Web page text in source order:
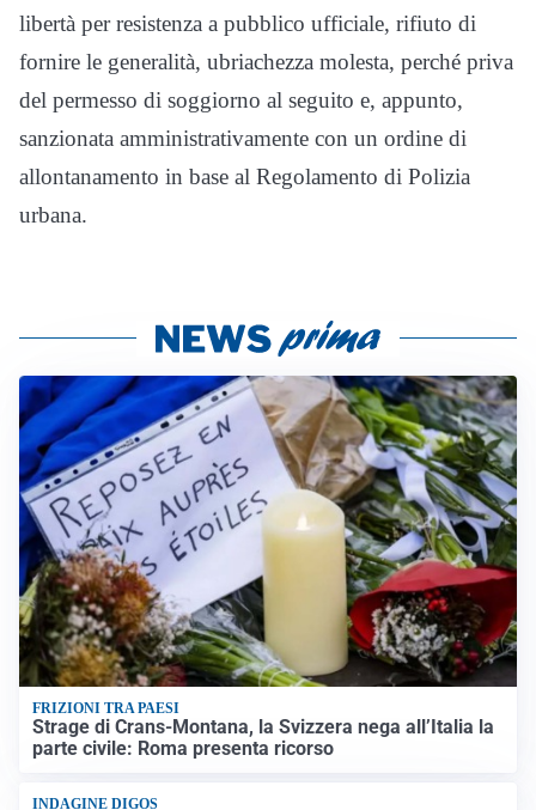
libertà per resistenza a pubblico ufficiale, rifiuto di
fornire le generalità, ubriachezza molesta, perché priva
del permesso di soggiorno al seguito e, appunto,
sanzionata amministrativamente con un ordine di
allontanamento in base al Regolamento di Polizia
urbana.
FRIZIONI TRA PAESI
Strage di Crans-Montana, la Svizzera nega all’Italia la
parte civile: Roma presenta ricorso
INDAGINE DIGOS